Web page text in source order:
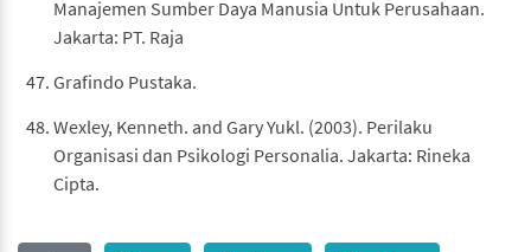
Manajemen Sumber Daya Manusia Untuk Perusahaan.
Jakarta: PT. Raja
Grafindo Pustaka.
Wexley, Kenneth. and Gary Yukl. (2003). Perilaku
Organisasi dan Psikologi Personalia. Jakarta: Rineka
Cipta.